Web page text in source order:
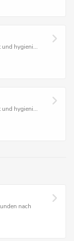
und hygieni...
und hygieni...
nach